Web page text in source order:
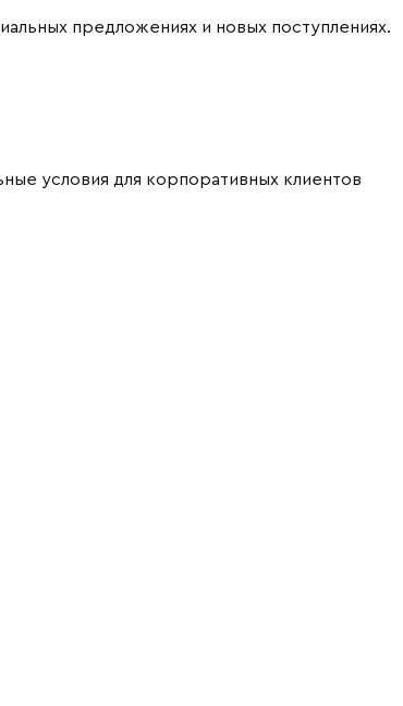
предложениях и новых поступлениях.
условия для корпоративных клиентов